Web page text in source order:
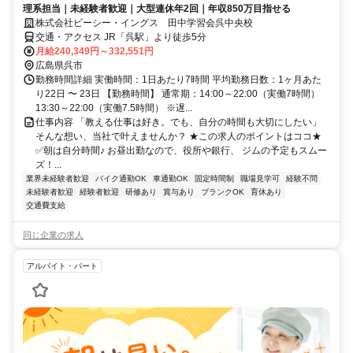
理系担当｜未経験者歓迎｜大型連休年2回｜年収850万目指せる
株式会社ビーシー・イングス 田中学習会呉中央校
交通・アクセス JR「呉駅」より徒歩5分
月給240,349円～332,551円
広島県呉市
勤務時間詳細 実働時間：1日あたり7時間 平均勤務日数：1ヶ月あた
り22日 〜 23日 【勤務時間】 通常期：14:00～22:00（実働7時間）
13:30～22:00（実働7.5時間） ※遅...
仕事内容 「教える仕事は好き。でも、自分の時間も大切にしたい」
そんな想い、当社で叶えませんか？ ★この求人のポイントはココ★
✅朝は自分時間♪ お昼出勤なので、役所や銀行、 ジムの予定もスムー
ズ！...
業界未経験者歓迎 バイク通勤OK 車通勤OK 固定時間制 職場見学可
経験不問
未経験者歓迎
経験者歓迎 研修あり 賞与あり ブランクOK
育休あり
交通費支給
同じ企業の求人
アルバイト・パート